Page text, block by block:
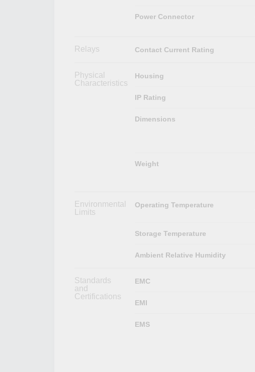
Power Connector
Relays Contact Current Rating
Physical
Characteristics
Housing
IP Rating
Dimensions
Weight
Environmental
Limits
Operating Temperature
Storage Temperature
Ambient Relative Humidity
Standards
and
Certifications
EMC
EMI
EMS